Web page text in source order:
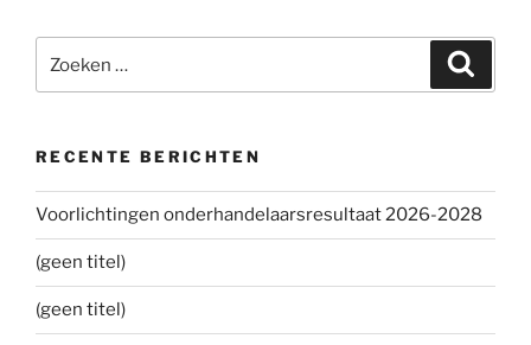
naar:
RECENTE BERICHTEN
Voorlichtingen onderhandelaarsresultaat 2026-2028
(geen titel)
(geen titel)